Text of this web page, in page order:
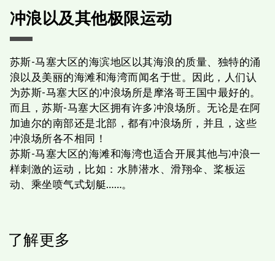
冲浪以及其他极限运动
苏斯-马塞大区的海滨地区以其海浪的质量、独特的涌
浪以及美丽的海滩和海湾而闻名于世。因此，人们认
为苏斯-马塞大区的冲浪场所是摩洛哥王国中最好的。
而且，苏斯-马塞大区拥有许多冲浪场所。无论是在阿
加迪尔的南部还是北部，都有冲浪场所，并且，这些
冲浪场所各不相同！
苏斯-马塞大区的海滩和海湾也适合开展其他与冲浪一
样刺激的运动，比如：水肺潜水、滑翔伞、桨板运
动、乘坐喷气式划艇……。
了解更多